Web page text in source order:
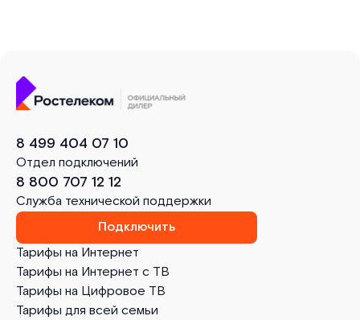
Тарифы на Интернет
Тарифы на Интернет с ТВ
Тарифы на Цифровое ТВ
Тарифы для всей семьи
8 499 404 07 10
Отдел подключений
8 800 707 12 12
Служба технической поддержки
Подключить